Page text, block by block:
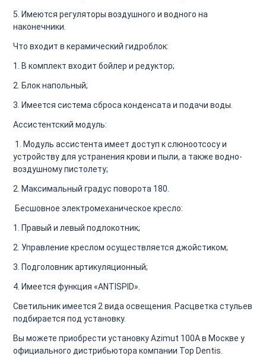
5. Имеются регуляторы воздушного и водного на
наконечники.
Что входит в керамический гидроблок:
1. В комплект входит бойлер и редуктор;
2. Блок напольный;
3. Имеется система сброса конденсата и подачи воды.
Ассистентский модуль:
1. Модуль ассистента имеет доступ к слюноотсосу и
устройству для устранения крови и пыли, а также водно-
воздушному пистолету;
2. Максимальный градус поворота 180.
Бесшовное электромеханическое кресло:
1. Правый и левый подлокотник;
2. Управление креслом осуществляется джойстиком;
3. Подголовник артикуляционный;
4. Имеется функция «ANTISPID».
Светильник имеется 2 вида освещения. Расцветка стульев
подбирается под установку.
Вы можете приобрести установку Azimut 100A в Москве у
официального дистрибьютора компании Top Dentis.